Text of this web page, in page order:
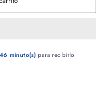
46 minuto(s) para recibirlo